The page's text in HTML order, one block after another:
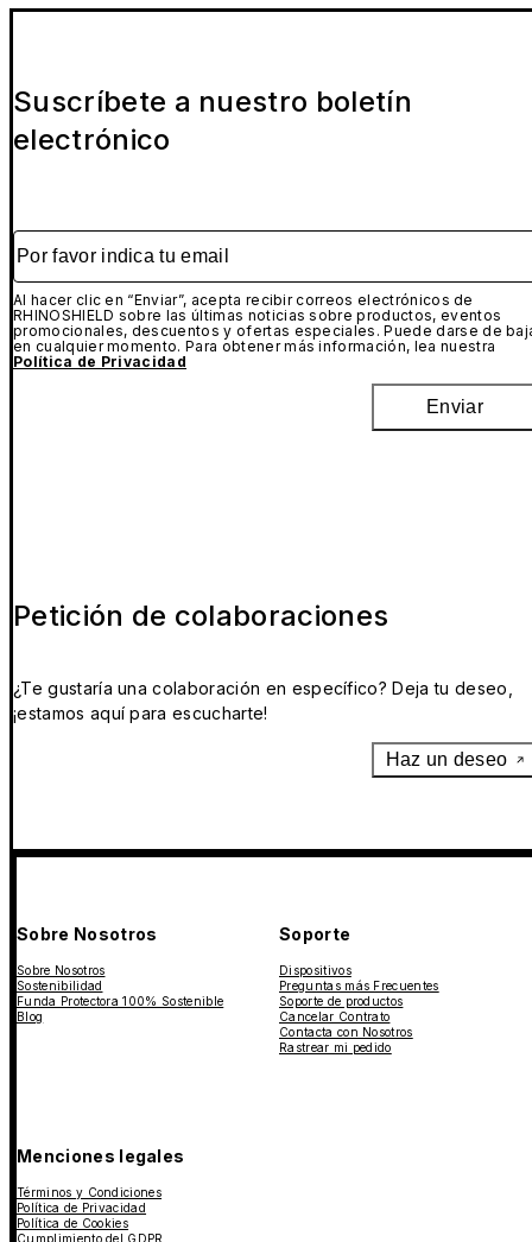
Suscríbete a nuestro boletín
electrónico
Por favor indica tu email
Al hacer clic en “Enviar”, acepta recibir correos electrónicos de
RHINOSHIELD sobre las últimas noticias sobre productos, eventos
promocionales, descuentos y ofertas especiales. Puede darse de
en cualquier momento. Para obtener más información, lea nuestra
Política de Privacidad
Enviar
Petición de colaboraciones
¿Te gustaría una colaboración en específico? Deja tu deseo,
¡estamos aquí para escucharte!
Haz un deseo
Sobre Nosotros
Sobre Nosotros
Sostenibilidad
Funda Protectora 100% Sostenible
Blog
Soporte
Dispositivos
Preguntas más Frecuentes
Soporte de productos
Cancelar Contrato
Contacta con Nosotros
Rastrear mi pedido
Menciones legales
Términos y Condiciones
Política de Privacidad
Política de Cookies
Cumplimiento del GDPR